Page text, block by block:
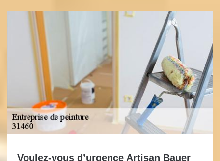
Voulez-vous d’urgence Artisan Bauer